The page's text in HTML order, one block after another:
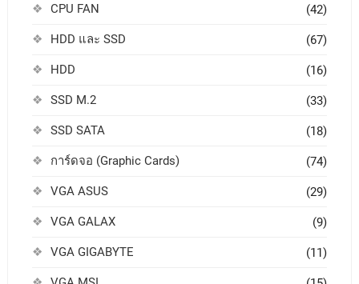
CPU FAN (42)
HDD และ SSD (67)
HDD (16)
SSD M.2 (33)
SSD SATA (18)
การ์ดจอ (Graphic Cards) (74)
VGA ASUS (29)
VGA GALAX (9)
VGA GIGABYTE (11)